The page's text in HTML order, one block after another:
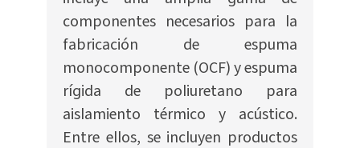
componentes necesarios para la
fabricación de espuma
monocomponente (OCF) y espuma
rígida de poliuretano para
aislamiento térmico y acústico.
Entre ellos, se incluyen productos